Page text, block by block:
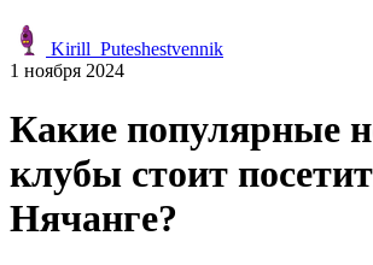
Kirill_Puteshestvennik
1 ноября 2024
Какие популярные
клубы стоит
Нячанге?